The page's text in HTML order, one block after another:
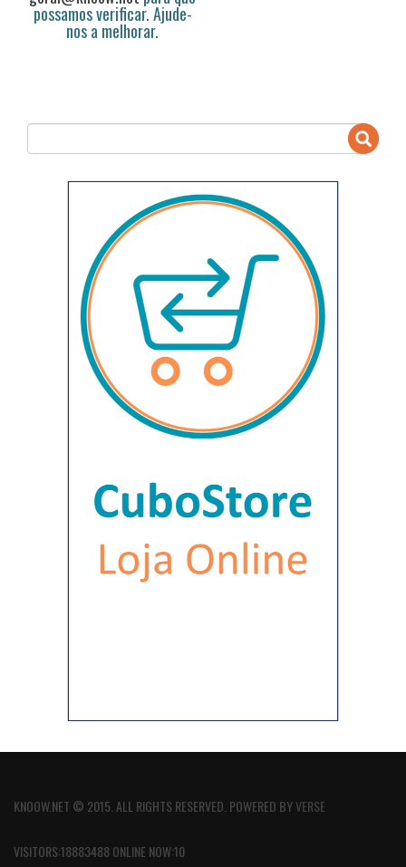
possamos verificar. Ajude-
nos a melhorar.
KNOOW.NET © 2015. ALL RIGHTS RESERVED. POWERED BYVERSE
VISITORS:18883488 ONLINE NOW:10